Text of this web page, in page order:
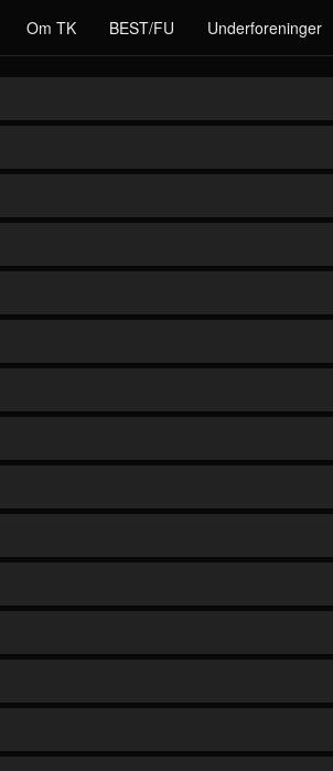
Om TK BEST/FU Underforeninger